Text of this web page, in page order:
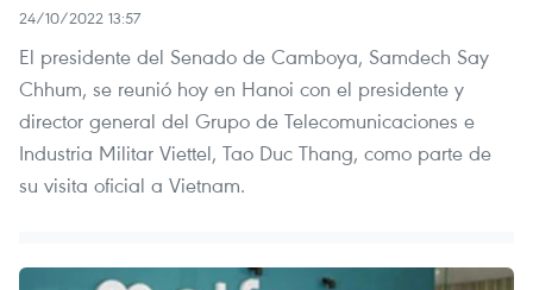
24/10/2022 13:57
El presidente del Senado de Camboya, Samdech Say
Chhum, se reunió hoy en Hanoi con el presidente y
director general del Grupo de Telecomunicaciones e
Industria Militar Viettel, Tao Duc Thang, como parte de
su visita oficial a Vietnam.